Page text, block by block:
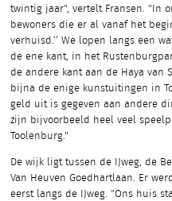
twintig jaar", vertelt Fransen. "In
bewoners die er al vanaf het
verhuisd.’’ We lopen langs een
de ene kant, in het
de andere kant aan de Haya van
bijna de enige kunstuitingen in
geld uit is gegeven aan andere
zijn bijvoorbeeld heel veel
Toolenburg."
De wijk ligt tussen de IJweg, de
Van Heuven Goedhartlaan. Er
eerst langs de IJweg. "Ons huis